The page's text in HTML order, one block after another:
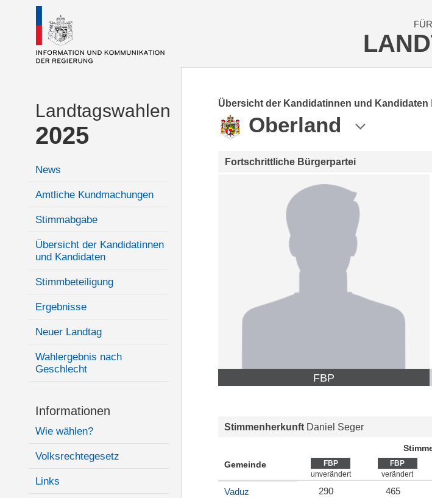
Landtagswahlen
2025
News
Amtliche Kundmachungen
Stimmabgabe
Übersicht der Kandidatinnen
und Kandidaten
Stimmbeteiligung
Ergebnisse
Neuer Landtag
Wahlergebnis nach
Geschlecht
Informationen
Wie wählen?
Volksrechtegesetz
Links
Übersicht der Kandidatinnen und Kandidaten
Oberland
Fortschrittliche Bürgerpartei
FBP
Stimmenherkunft Daniel Seger
Gemeinde
FBP
unverändert
FBP
verändert
Vaduz 290 465